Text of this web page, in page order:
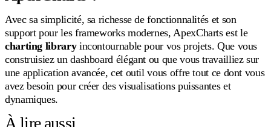
Avec sa simplicité, sa richesse de fonctionnalités et son
support pour les frameworks modernes, ApexCharts est le
charting libraryincontournable pour vos projets. Que vous
construisiez un dashboard élégant ou que vous travailliez sur
une application avancée, cet outil vous offre tout ce dont vous
avez besoin pour créer des visualisations puissantes et
dynamiques.
À lire aussi